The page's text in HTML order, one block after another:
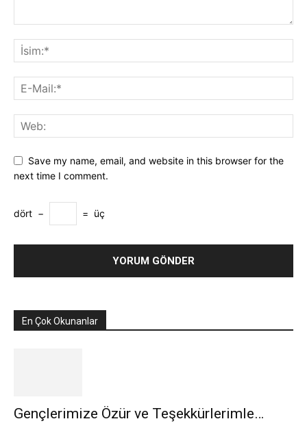
Save my name, email, and website in this browser for the
next time I comment.
dört − = üç
En Çok Okunanlar
Gençlerimize Özür ve Teşekkürlerimle…